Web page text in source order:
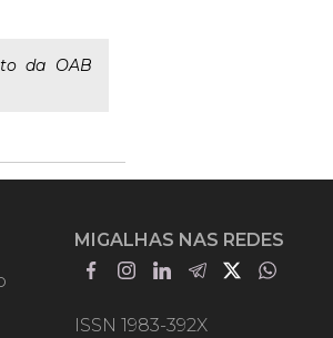
da OAB
MIGALHAS NAS REDES
ISSN 1983-392X